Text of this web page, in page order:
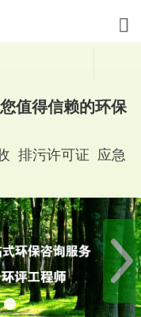
值得信赖的环保
排污许可证 应急